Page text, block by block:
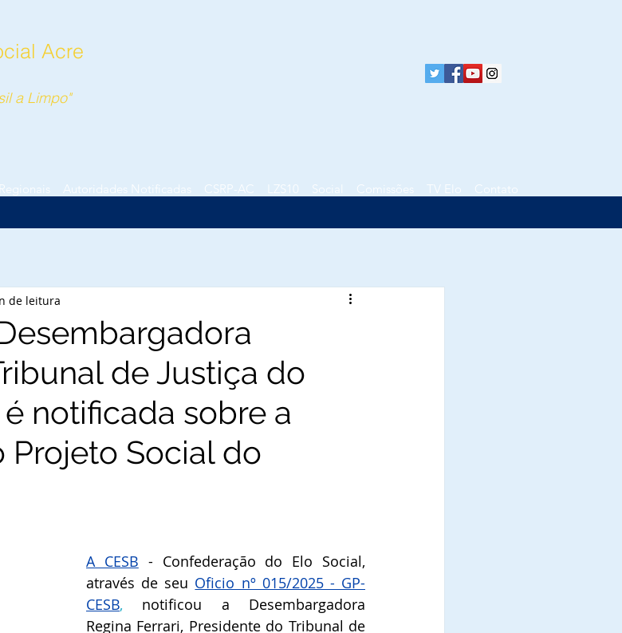
a Limpo"
Regionais Autoridades Notificadas CSRP-AC LZS10 Social Comissões TV Elo Contato
Acre
de Justiça do
notificada sobre a
Social do
de leitura
A CESB - Confederação do Elo Social,
através de seu Oficio nº 015/2025 - GP-
CESB,
Regina Ferrari, Presidente do Tribunal de